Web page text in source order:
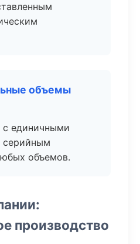
объемы
единичными
серийным
объемов.
производство